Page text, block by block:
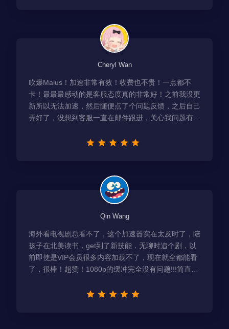
Cheryl Wan
吹爆Malus！加速非常有效！收费也不贵！一点都不
卡！最最最感动的是客服态度真的非常好！之前我没更
新所以无法加速，然后随便点了个问题反馈，之后自己
弄好了，没想到客服一直在邮件跟进，关心我问题有没
Qin Wang
海外看电视剧总看不了，这个加速器实在太及时了，陪
孩子在北美读书，get到了新技能，无聊时追个剧，以
前即使是VIP会员很多内容加载不了，现在就全都能看
了，很棒！超赞！1080p的缓冲完全没有问题!!!简直救